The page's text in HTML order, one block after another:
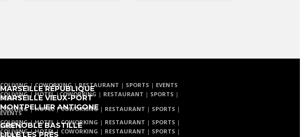
MARSEILLE RÉPUBLIQUE
COLIVING |COWORKING|RESTAURANT | SPORTS | EVENTS
MARSEILLE VIEUX-PORT
COLIVING|HOTEL|COWORKING | RESTAURANT | SPORTS |
EVENTS
MONTPELLIER ANTIGONE
COLIVING|HOTEL|COWORKING| RESTAURANT | SPORTS |
EVENTS
GRENOBLE BASTILLE
COLIVING|HOTEL|COWORKING | RESTAURANT | SPORTS |
EVENTS
LILLE LES PRÉS
COLIVING |HOTEL| COWORKING | RESTAURANT | SPORTS |
EVENTS